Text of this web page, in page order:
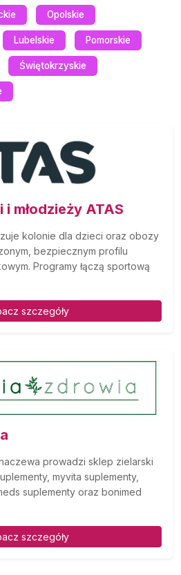
Opolskie
Lubelskie Pomorskie
Świętokrzyskie
młodzieży ATAS
kolonie dla dzieci oraz obozy
bezpiecznym profilu
Programy łączą sportową
szczegóły
prowadzi sklep zielarski
myvita suplementy,
suplementy oraz bonimed
szczegóły